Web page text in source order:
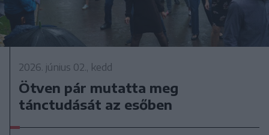
2026. június 02., kedd
Ötven pár mutatta meg
tánctudását az esőben